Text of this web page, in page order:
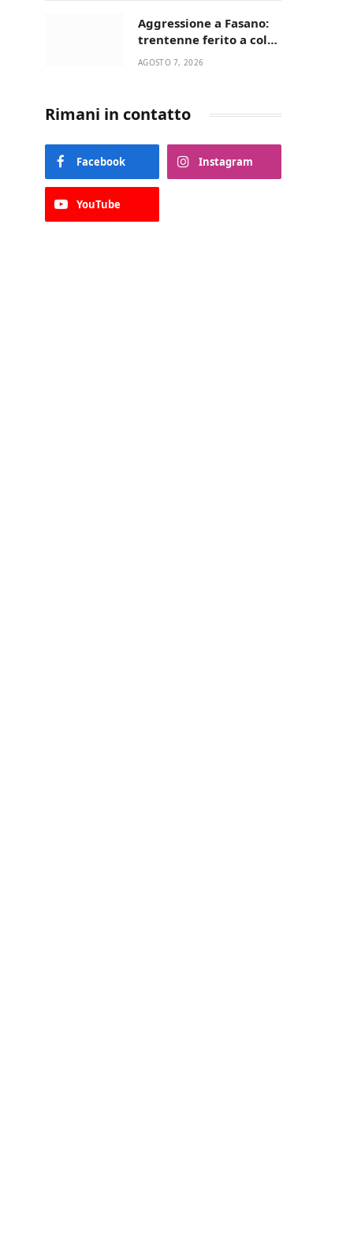
Aggressione a Fasano:
trentenne ferito a colpi
di pistola in casa
AGOSTO 7, 2026
Rimani in contatto
Facebook Instagram
YouTube